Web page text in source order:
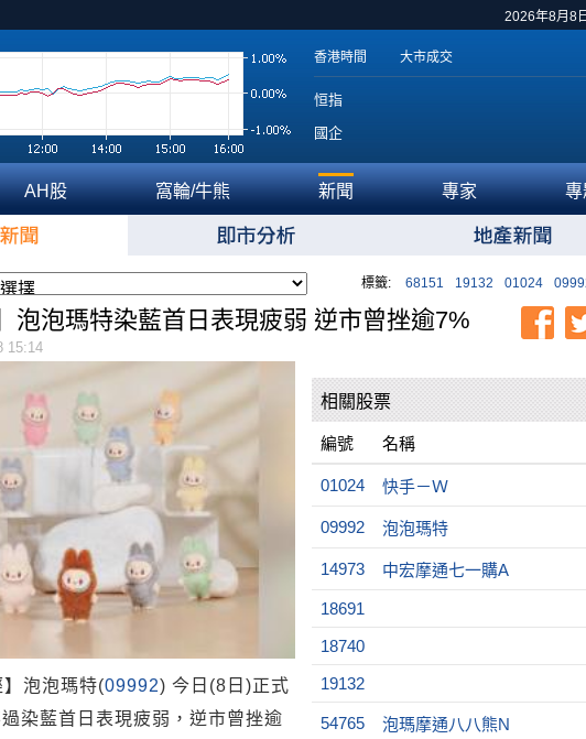
2026年8月8
香港時間 大市成交
恒指
國企
AH股 窩輪/牛熊 新聞 專家 專
標籤: 68151 19132 01024
泡泡瑪特染藍首日表現疲弱 逆市曾挫逾7%
15:14
】泡泡瑪特(09992) 今日(8日)正式
染藍首日表現疲弱，逆市曾挫逾
相關股票
編號 名稱
01024 快手－Ｗ
09992 泡泡瑪特
14973 中宏摩通七一購A
18691
18740
19132
54765 泡瑪摩通八八熊N